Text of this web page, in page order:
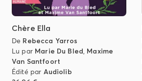
Chère Ella
De Rebecca Yarros
Lu par Marie Du Bled Maxime
Van Santfoort
Édité par Audiolib